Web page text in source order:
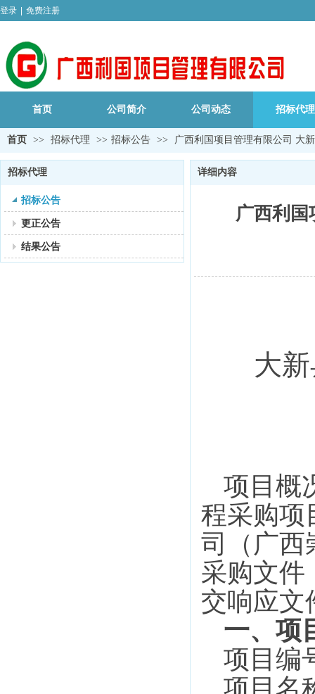
登录 免费注册
首页 公司简介 公司动态 招标代理
首页 >> 招标代理 >> 招标公告 >> 广西利国项目管理有限公司 大
招标代理
招标公告
更正公告
结果公告
详细内容
广西利
大
项目概
程采购项
司
（广
采购文
交响应文
一、项
项目编
项目名